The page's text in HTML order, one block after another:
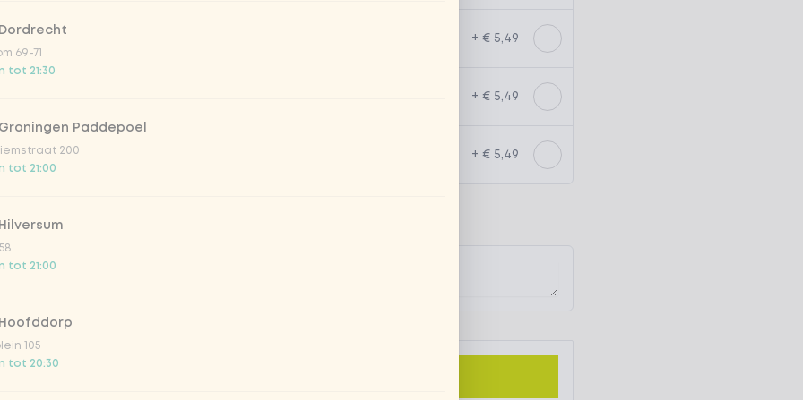
mango + € 5,49
+ € 5,49
+ € 5,49
69-71
tot 21:30
Paddepoel
200
tot 21:00
tot 21:00
105
tot 20:30